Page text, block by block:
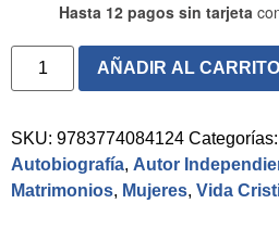
Hasta 12 pagos sin tarjeta
AÑADIR AL CARRITO
SKU: 9783774084124 Categorías:
Autobiografía, Autor
Matrimonios, Mujeres, Vida